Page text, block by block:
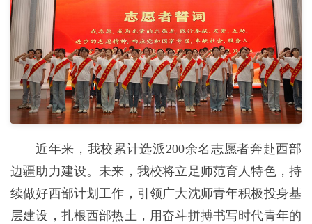
近年来，我校累计选派200余名志愿者奔赴西部
边疆助力建设。未来，我校将立足师范育人特色，持
续做好西部计划工作，引领广大沈师青年积极投身基
层建设，扎根西部热土，用奋斗拼搏书写时代青年的